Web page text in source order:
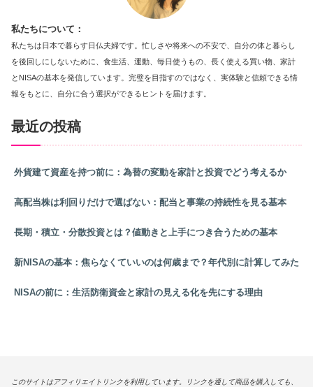
私たちについて：
私たちは日本で暮らす日仏夫婦です。忙しさや将来への不安で、自分の体と暮らし
を後回しにしないために、食生活、運動、毎日使うもの、長く使える買い物、家計
とNISAの基本を発信しています。完璧を目指すのではなく、実体験と信頼できる情
報をもとに、自分に合う選択ができるヒントを届けます。
最近の投稿
外貨建て資産を持つ前に：為替の変動を家計と投資でどう考えるか
高配当株は利回りだけで選ばない：配当と事業の持続性を見る基本
長期・積立・分散投資とは？値動きと上手につき合うための基本
新NISAの基本：焦らなくていいのは何歳まで？年代別に計算してみた
NISAの前に：生活防衛資金と家計の見える化を先にする理由
このサイトはアフィリエイトリンクを利用しています。リンクを通して商品を購入しても、